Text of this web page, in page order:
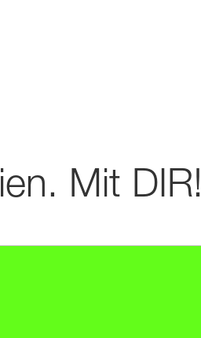
Mit DIR!